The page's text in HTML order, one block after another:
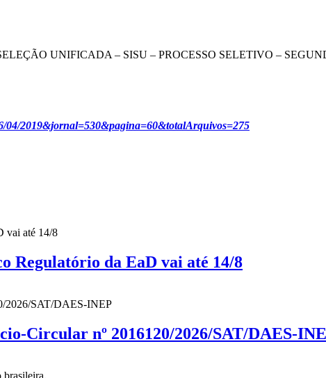
UNIFICADA – SISU – PROCESSO SELETIVO –
04/2019&jornal=530&pagina=60&totalArquivos=275
Regulatório da EaD vai até 14/8
Circular nº 2016120/2026/SAT/DAES-